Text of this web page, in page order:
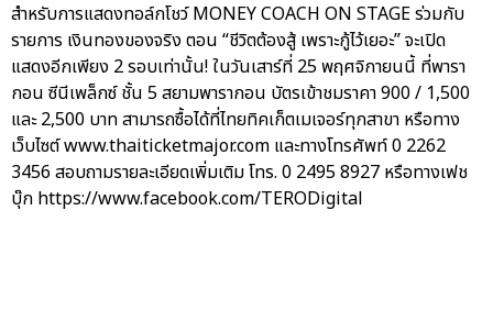
สำหรับการแสดงทอล์กโชว์ MONEY COACH ON STAGE ร่วมกับ
รายการ เงินทองของจริง ตอน “ชีวิตต้องสู้ เพราะกู้ไว้เยอะ” จะเปิด
แสดงอีกเพียง 2 รอบเท่านั้น! ในวันเสาร์ที่ 25 พฤศจิกายนนี้ ที่พารา
กอน ซีนีเพล็กซ์ ชั้น 5 สยามพารากอน บัตรเข้าชมราคา 900 / 1,500
และ 2,500 บาท สามารถซื้อได้ที่ไทยทิคเก็ตเมเจอร์ทุกสาขา หรือทาง
เว็บไซต์ www.thaiticketmajor.com และทางโทรศัพท์ 0 2262
3456 สอบถามรายละเอียดเพิ่มเติม โทร. 0 2495 8927 หรือทางเฟช
บุ๊ก https://www.facebook.com/TERODigital